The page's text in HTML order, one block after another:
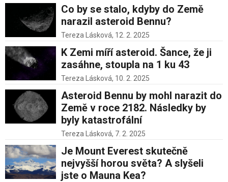
Co by se stalo, kdyby do Země
narazil asteroid Bennu?
Tereza Lásková, 12. 2. 2025
K Zemi míří asteroid. Šance, že ji
zasáhne, stoupla na 1 ku 43
Tereza Lásková, 10. 2. 2025
Asteroid Bennu by mohl narazit do
Země v roce 2182. Následky by
byly katastrofální
Tereza Lásková, 7. 2. 2025
Je Mount Everest skutečně
nejvyšší horou světa? A slyšeli
jste o Mauna Kea?